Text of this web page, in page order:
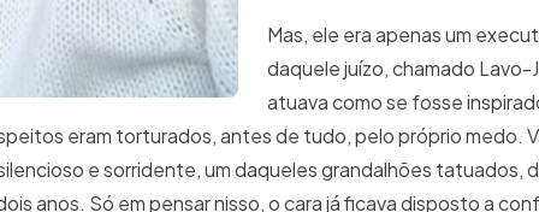
Mas, ele era apenas um
daquele juízo, chamado Lavo-
atuava como se fosse
eram torturados, antes de tudo, pelo próprio medo.
e sorridente, um daqueles grandalhões tatuados,
anos. Só em pensar nisso, o cara já ficava disposto a